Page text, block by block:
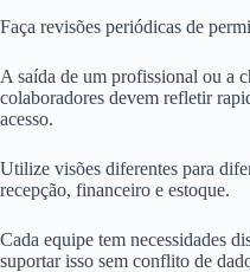
Faça revisões periódicas de
A saída de um profissional ou a
colaboradores devem refletir
acesso.
Utilize visões diferentes para
recepção, financeiro e estoque.
Cada equipe tem necessidades
suportar isso sem conflito de